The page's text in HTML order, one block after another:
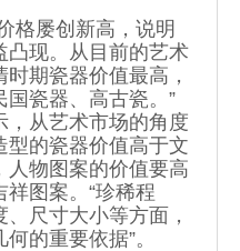
屡创新高，说明
凸现。从目前的艺术
期瓷器价值最高，
瓷器、高古瓷。”
，从艺术市场的角度
型的瓷器价值高于文
人物图案的价值要高
图案。“珍稀程
尺寸大小等方面，
的重要依据”。